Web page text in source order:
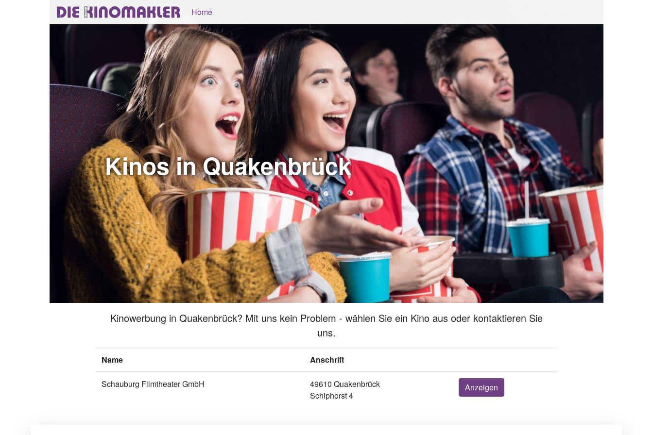
Home
Kinos in Quakenbrück
Kinowerbung in Quakenbrück? Mit uns kein Problem - wählen Sie ein Kino aus oder kontaktieren Sie
uns.
Name Anschrift
Schauburg Filmtheater GmbH
49610 Quakenbrück
Schiphorst 4
Anzeigen